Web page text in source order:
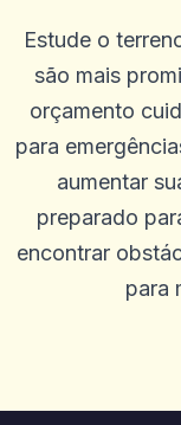
Estude o
são mais
orçamento
para
aumentar
preparado
encontrar
para